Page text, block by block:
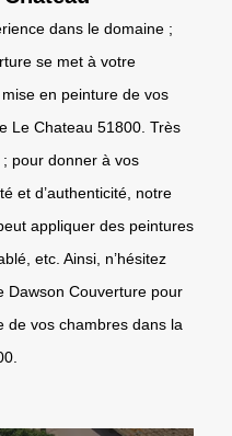
dans le domaine ;
se met à votre
en peinture de vos
Le Chateau 51800. Très
pour donner à vos
et d’authenticité, notre
appliquer des peintures
etc. Ainsi, n’hésitez
Dawson Couverture pour
de vos chambres dans la